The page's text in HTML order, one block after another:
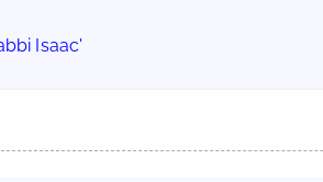
Isaac'